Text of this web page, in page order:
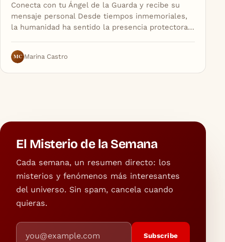
Conecta con tu Ángel de la Guarda y recibe su
mensaje personal Desde tiempos inmemoriales,
la humanidad ha sentido la presencia protectora…
MC Marina Castro
El Misterio de la Semana
Cada semana, un resumen directo: los
misterios y fenómenos más interesantes
del universo. Sin spam, cancela cuando
quieras.
Email address
Subscribe